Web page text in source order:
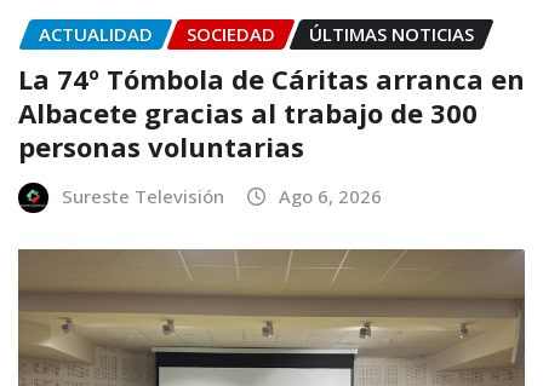
ACTUALIDAD SOCIEDAD ÚLTIMAS NOTICIAS
La 74º Tómbola de Cáritas arranca en
Albacete gracias al trabajo de 300
personas voluntarias
Sureste Televisión Ago 6, 2026